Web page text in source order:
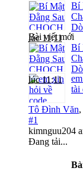
Bí
lúc 11:11
Bài viết mới
Bí
lúc 11:11
tài
Tô Đình Văn,
#1
kimnguu204
Đang tải...